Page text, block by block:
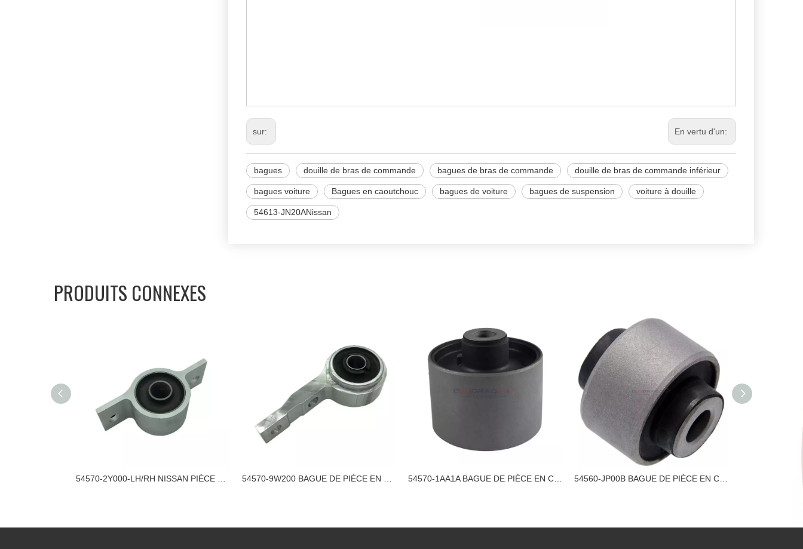
sur: En vertu d'un:
bagues douille de bras de commande bagues de bras de commande douille de bras de commande inférieur
bagues voiture Bagues en caoutchouc bagues de voiture bagues de suspension voiture à douille
54613-JN20ANissan
PRODUITS CONNEXES